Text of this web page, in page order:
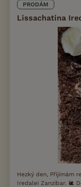
PRODÁM
Lissachatina
Hezký den, Přijímám
Iredalei Zanzibar. 🐌